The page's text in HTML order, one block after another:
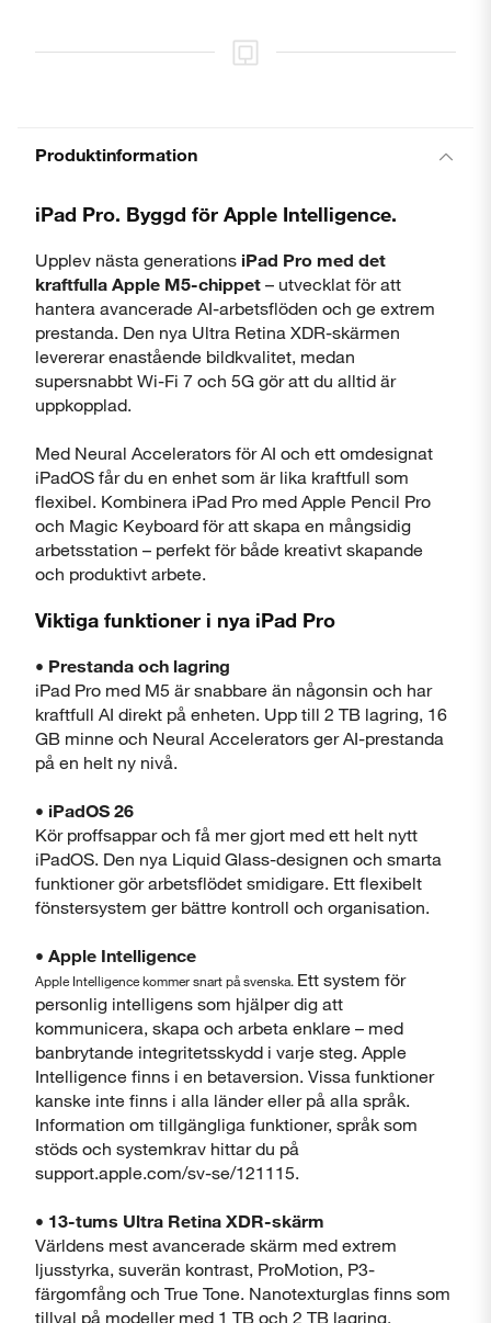
Produktinformation
iPad Pro. Byggd för Apple Intelligence.
Upplev nästa generations iPad Pro med det
kraftfulla Apple M5-chippet – utvecklat för att
hantera avancerade AI-arbetsflöden och ge extrem
prestanda. Den nya Ultra Retina XDR-skärmen
levererar enastående bildkvalitet, medan
supersnabbt Wi-Fi 7 och 5G gör att du alltid är
uppkopplad.
Med Neural Accelerators för AI och ett omdesignat
iPadOS får du en enhet som är lika kraftfull som
flexibel. Kombinera iPad Pro med Apple Pencil Pro
och Magic Keyboard för att skapa en mångsidig
arbetsstation – perfekt för både kreativt skapande
och produktivt arbete.
Viktiga funktioner i nya iPad Pro
• Prestanda och lagring
iPad Pro med M5 är snabbare än någonsin och har
kraftfull AI direkt på enheten. Upp till 2 TB lagring, 16
GB minne och Neural Accelerators ger AI-prestanda
på en helt ny nivå.
• iPadOS 26
Kör proffsappar och få mer gjort med ett helt nytt
iPadOS. Den nya Liquid Glass-designen och smarta
funktioner gör arbetsflödet smidigare. Ett flexibelt
fönstersystem ger bättre kontroll och organisation.
• Apple Intelligence
Apple Intelligence kommer snart på svenska. Ett system för
personlig intelligens som hjälper dig att
kommunicera, skapa och arbeta enklare – med
banbrytande integritetsskydd i varje steg. Apple
Intelligence finns i en betaversion. Vissa funktioner
kanske inte finns i alla länder eller på alla språk.
Information om tillgängliga funktioner, språk som
stöds och systemkrav hittar du på
support.apple.com/sv-se/121115.
• 13-tums Ultra Retina XDR-skärm
Världens mest avancerade skärm med extrem
ljusstyrka, suverän kontrast, ProMotion, P3-
färgomfång och True Tone. Nanotexturglas finns som
tillval på modeller med 1 TB och 2 TB lagring.
Visa produktinformationsblad